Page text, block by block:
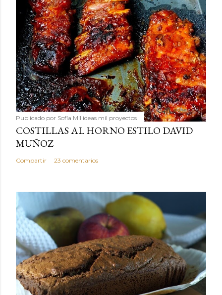
Publicado por Sofía Mil ideas mil proyectos
COSTILLAS AL HORNO ESTILO DAVID
MUÑOZ
Compartir 23 comentarios